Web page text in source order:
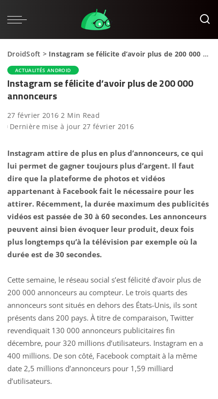
DroidSoft > Instagram se félicite d’avoir plus de 200 000 annonceurs
ACTUALITÉS ANDROID
Instagram se félicite d’avoir plus de 200 000
annonceurs
27 février 2016 2 Min Read
Dernière mise à jour 27 février 2016
Instagram attire de plus en plus d’annonceurs, ce qui
lui permet de gagner toujours plus d’argent. Il faut
dire que la plateforme de photos et vidéos
appartenant à Facebook fait le nécessaire pour les
attirer. Récemment, la durée maximum des publicités
vidéos est passée de 30 à 60 secondes. Les annonceurs
peuvent ainsi bien évoquer leur produit, deux fois
plus longtemps qu’à la télévision par exemple où la
durée est de 30 secondes.
Cette semaine, le réseau social s’est félicité d’avoir plus de
200 000 annonceurs au compteur. Le trois quarts des
annonceurs sont situés en dehors des États-Unis, ils sont
présents dans 200 pays. À titre de comparaison, Twitter
revendiquait 130 000 annonceurs publicitaires fin
décembre, pour 320 millions d’utilisateurs. Instagram en a
400 millions. De son côté, Facebook comptait à la même
date 2,5 millions d’annonceurs pour 1,59 milliard
d’utilisateurs.